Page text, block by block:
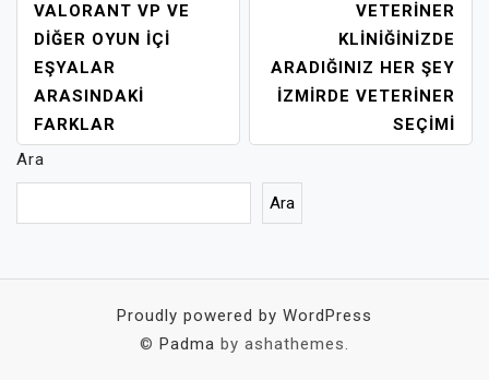
YAZI
GEZINMESI
VALORANT VP VE
DIĞER OYUN İÇI
EŞYALAR
ARASINDAKI
FARKLAR
VETERINER
KLINIĞINIZDE
ARADIĞINIZ HER ŞEY
İZMIRDE VETERINER
SEÇIMI
Ara
Ara
Proudly powered by WordPress
© Padma by ashathemes.